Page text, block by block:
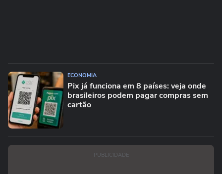
ECONOMIA
Pix já funciona em 8 países: veja onde
brasileiros podem pagar compras sem
cartão
PUBLICIDADE